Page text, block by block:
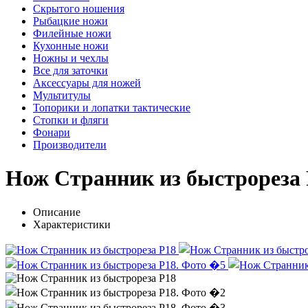
Скрытого ношения
Рыбацкие ножи
Филейные ножи
Кухонные ножи
Ножны и чехлы
Все для заточки
Аксессуары для ножей
Мультитулы
Топорики и лопатки тактические
Стопки и фляги
Фонари
Производители
Нож Странник из быстрореза
Описание
Характеристики